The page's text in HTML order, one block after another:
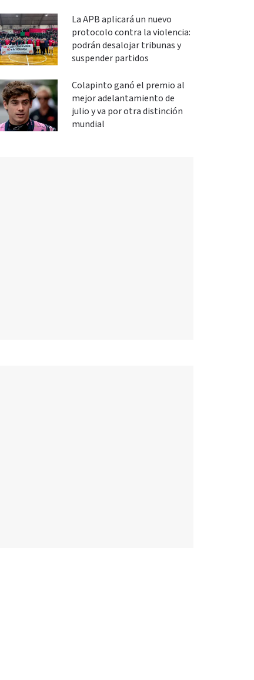
La APB aplicará un nuevo
protocolo contra la violencia:
podrán desalojar tribunas y
suspender partidos
Colapinto ganó el premio al
mejor adelantamiento de
julio y va por otra distinción
mundial